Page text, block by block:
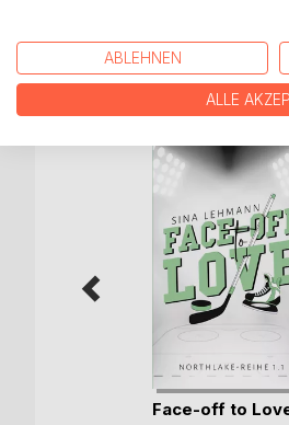
WEITERE
Face-off to
ABLEHNEN
ALLE